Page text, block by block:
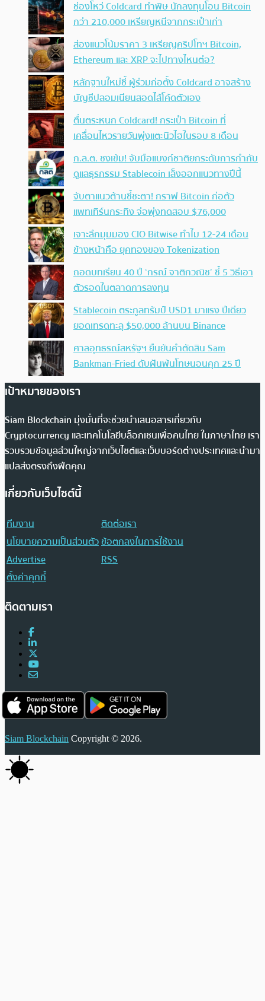
ช่องโหว่ Coldcard ทำพิษ นักลงทุนโอน Bitcoin
กว่า 210,000 เหรียญหนีจากกระเป๋าเก่า
ส่องแนวโน้มราคา 3 เหรียญคริปโทฯ Bitcoin,
Ethereum และ XRP จะไปทางไหนต่อ?
หลักฐานใหม่ชี้ ผู้ร่วมก่อตั้ง Coldcard อาจสร้าง
บัญชีปลอมเนียนสอดไส้โค้ดตัวเอง
ตื่นตระหนก Coldcard! กระเป๋า Bitcoin ที่
เคลื่อนไหวรายวันพุ่งแตะนิวไฮในรอบ 8 เดือน
ก.ล.ต. ชงเข้ม! จับมือแบงก์ชาติยกระดับการกำกับ
ดูแลธุรกรรม Stablecoin เล็งออกแนวทางปีนี้
จับตาแนวต้านชี้ชะตา! กราฟ Bitcoin ก่อตัว
แพทเทิร์นกระทิง จ่อพุ่งทดสอบ $76,000
เจาะลึกมุมมอง CIO Bitwise ทำไม 12-24 เดือน
ข้างหน้าคือ ยุคทองของ Tokenization
ถอดบทเรียน 40 ปี ‘กรณ์ จาติกวณิช’ ชี้ 5 วิธีเอา
ตัวรอดในตลาดการลงทุน
Stablecoin ตระกูลทรัมป์ USD1 มาแรง ปีเดียว
ยอดเทรดทะลุ $50,000 ล้านบน Binance
ศาลอุทธรณ์สหรัฐฯ ยืนยันคำตัดสิน Sam
Bankman-Fried ดับฝันพ้นโทษนอนคุก 25 ปี
เป้าหมายของเรา
Siam Blockchain มุ่งมั่นที่จะช่วยนำเสนอสารเกี่ยวกับ
Cryptocurrency และเทคโนโลยีบล็อกเชนเพื่อคนไทย ในภาษาไทย เรา
รวบรวมข้อมูลส่วนใหญ่จากเว็บไซต์และเว็บบอร์ดต่างประเทศและนำมา
แปลส่งตรงถึงฟีดคุณ
เกี่ยวกับเว็บไซต์นี้
ทีมงาน
ติดต่อเรา
นโยบายความเป็นส่วนตัวข้อตกลงในการใช้งาน
Advertise
RSS
ตั้งค่าคุกกี้
ติดตามเรา
Siam Blockchain Copyright © 2026.